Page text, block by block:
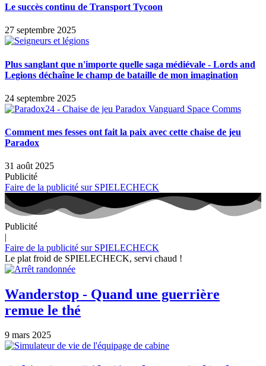
Le succès continu de Transport Tycoon
27 septembre 2025
Plus sanglant que n'importe quelle saga médiévale - Lords and
Legions déchaîne le champ de bataille de mon imagination
24 septembre 2025
Comment mes fesses ont fait la paix avec cette chaise de jeu
Paradox
31 août 2025
Publicité
Faire de la publicité sur SPIELECHECK
Publicité
|
Faire de la publicité sur SPIELECHECK
Le plat froid de SPIELECHECK, servi chaud !
Wanderstop - Quand une guerrière
remue le thé
9 mars 2025